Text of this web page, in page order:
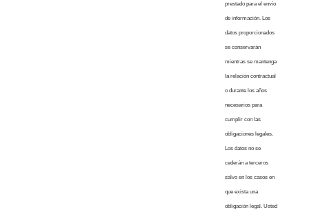
prestado para el envío
de información. Los
datos proporcionados
se conservarán
mientras se mantenga
la relación contractual
o durante los años
necesarios para
cumplir con las
obligaciones legales.
Los datos no se
cederán a terceros
salvo en los casos en
que exista una
obligación legal. Usted